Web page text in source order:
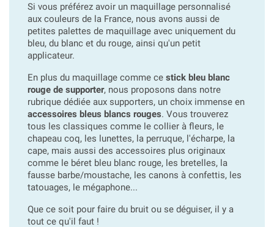
Si vous préférez avoir un maquillage personnalisé
aux couleurs de la France, nous avons aussi de
petites palettes de maquillage avec uniquement du
bleu, du blanc et du rouge, ainsi qu'un petit
applicateur.
En plus du maquillage comme ce stick bleu blanc
rouge de supporter, nous proposons dans notre
rubrique dédiée aux supporters, un choix immense en
accessoires bleus blancs rouges. Vous trouverez
tous les classiques comme le collier à fleurs, le
chapeau coq, les lunettes, la perruque, l'écharpe, la
cape, mais aussi des accessoires plus originaux
comme le béret bleu blanc rouge, les bretelles, la
fausse barbe/moustache, les canons à confettis, les
tatouages, le mégaphone...
Que ce soit pour faire du bruit ou se déguiser, il y a
tout ce qu'il faut !